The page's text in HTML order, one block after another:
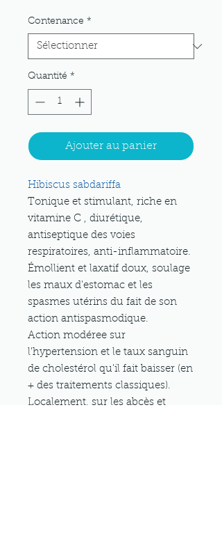
Contenance *
Quantité *
Ajouter au panier
Hibiscus sabdariffa
Tonique et stimulant, riche en
vitamine C , diurétique,
antiseptique des voies
respiratoires, anti-inflammatoire.
Émollient et laxatif doux, soulage
les maux d'estomac et les
spasmes utérins du fait de son
action antispasmodique.
Action modéree sur
l'hypertension et le taux sanguin
de cholestérol qu'il fait baisser (en
+ des traitements classiques).
Localement, sur les abcès et